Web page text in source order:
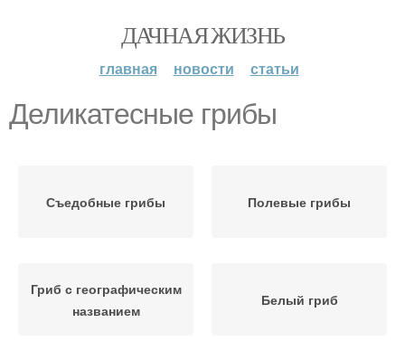
ДАЧНАЯ ЖИЗНЬ
главная новости статьи
Деликатесные грибы
Съедобные грибы Полевые грибы
Гриб с географическим
названием
Белый гриб